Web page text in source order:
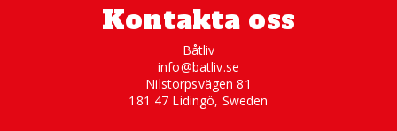
Kontakta oss
Båtliv
info@batliv.se
Nilstorpsvägen 81
181 47 Lidingö, Sweden